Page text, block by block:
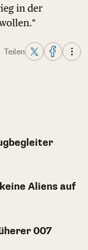
in der
Teilen
Aliens auf
007